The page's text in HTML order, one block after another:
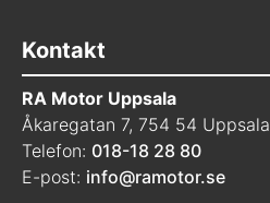
Kontakt
RA Motor Uppsala
Åkaregatan 7, 754 54 Uppsala
Telefon: 018-18 28 80
E-post: info@ramotor.se